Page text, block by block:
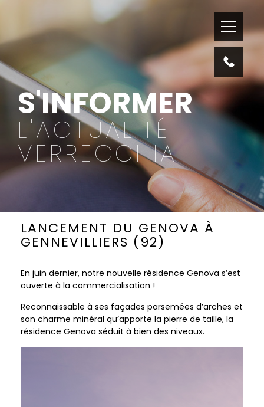
S'INFORMER
L'ACTUALITÉ
VERRECCHIA
LANCEMENT DU GENOVA À
GENNEVILLIERS (92)
En juin dernier, notre nouvelle résidence Genova s’est
ouverte à la commercialisation !
Reconnaissable à ses façades parsemées d’arches et
son charme minéral qu’apporte la pierre de taille, la
résidence Genova séduit à bien des niveaux.